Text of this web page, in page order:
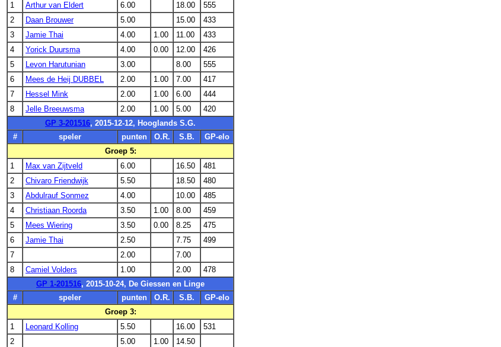
1
Arthur van Eldert 6.00 18.00
555
2
Daan Brouwer 5.00 15.00
433
3
Jamie Thai 4.00 1.00 11.00
433
4
Yorick Duursma 4.00 0.00 12.00
426
5
Levon Harutunian 3.00 8.00
555
6
Mees de Heij DUBBEL 2.00 1.00 7.00
417
7
Hessel Mink 2.00 1.00 6.00
444
8
Jelle Breeuwsma 2.00 1.00 5.00
420
GP 3-201516, 2015-12-12, Hooglands S.G.
#
speler punten O.R. S.B.
GP-elo
Groep 5:
1
Max van Zijtveld 6.00 16.50
481
2
Chivaro Friendwijk 5.50 18.50
480
3
Abdulrauf Sonmez 4.00 10.00
485
4
Christiaan Roorda 3.50 1.00 8.00
459
5
Mees Wiering 3.50 0.00 8.25
475
6
Jamie Thai 2.50 7.75
499
7
2.00
7.00
8
Camiel Volders 1.00 2.00
478
GP 1-201516, 2015-10-24, De Giessen en Linge
#
speler punten O.R. S.B.
GP-elo
Groep 3:
1
Leonard Kolling 5.50 16.00
531
2
5.00 1.00
14.50